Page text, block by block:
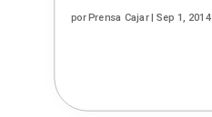
porPrensa Cajar| Sep 1, 2014